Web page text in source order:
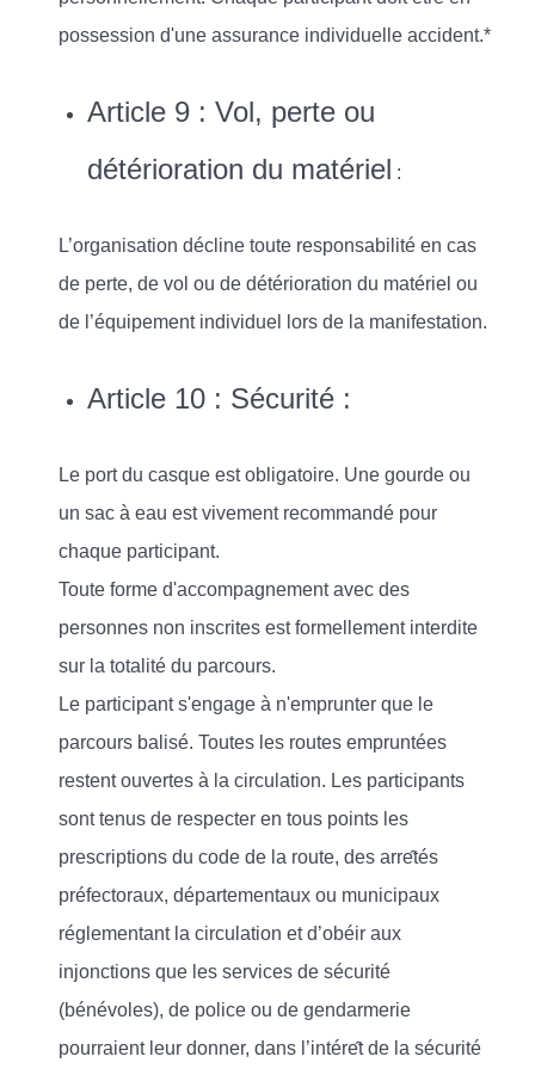
possession d'une assurance individuelle accident.*
Article 9 : Vol, perte ou
détérioration du matériel :
L’organisation décline toute responsabilité en cas
de perte, de vol ou de détérioration du matériel ou
de l’équipement individuel lors de la manifestation.
Article 10 : Sécurité :
Le port du casque est obligatoire. Une gourde ou
un sac à eau est vivement recommandé pour
chaque participant.
Toute forme d'accompagnement avec des
personnes non inscrites est formellement interdite
sur la totalité du parcours.
Le participant s'engage à n'emprunter que le
parcours balisé. Toutes les routes empruntées
restent ouvertes à la circulation. Les participants
sont tenus de respecter en tous points les
prescriptions du code de la route, des arretés
préfectoraux, départementaux ou municipaux
réglementant la circulation et d’obéir aux
injonctions que les services de sécurité
(bénévoles), de police ou de gendarmerie
pourraient leur donner, dans l’intéret de la sécurité